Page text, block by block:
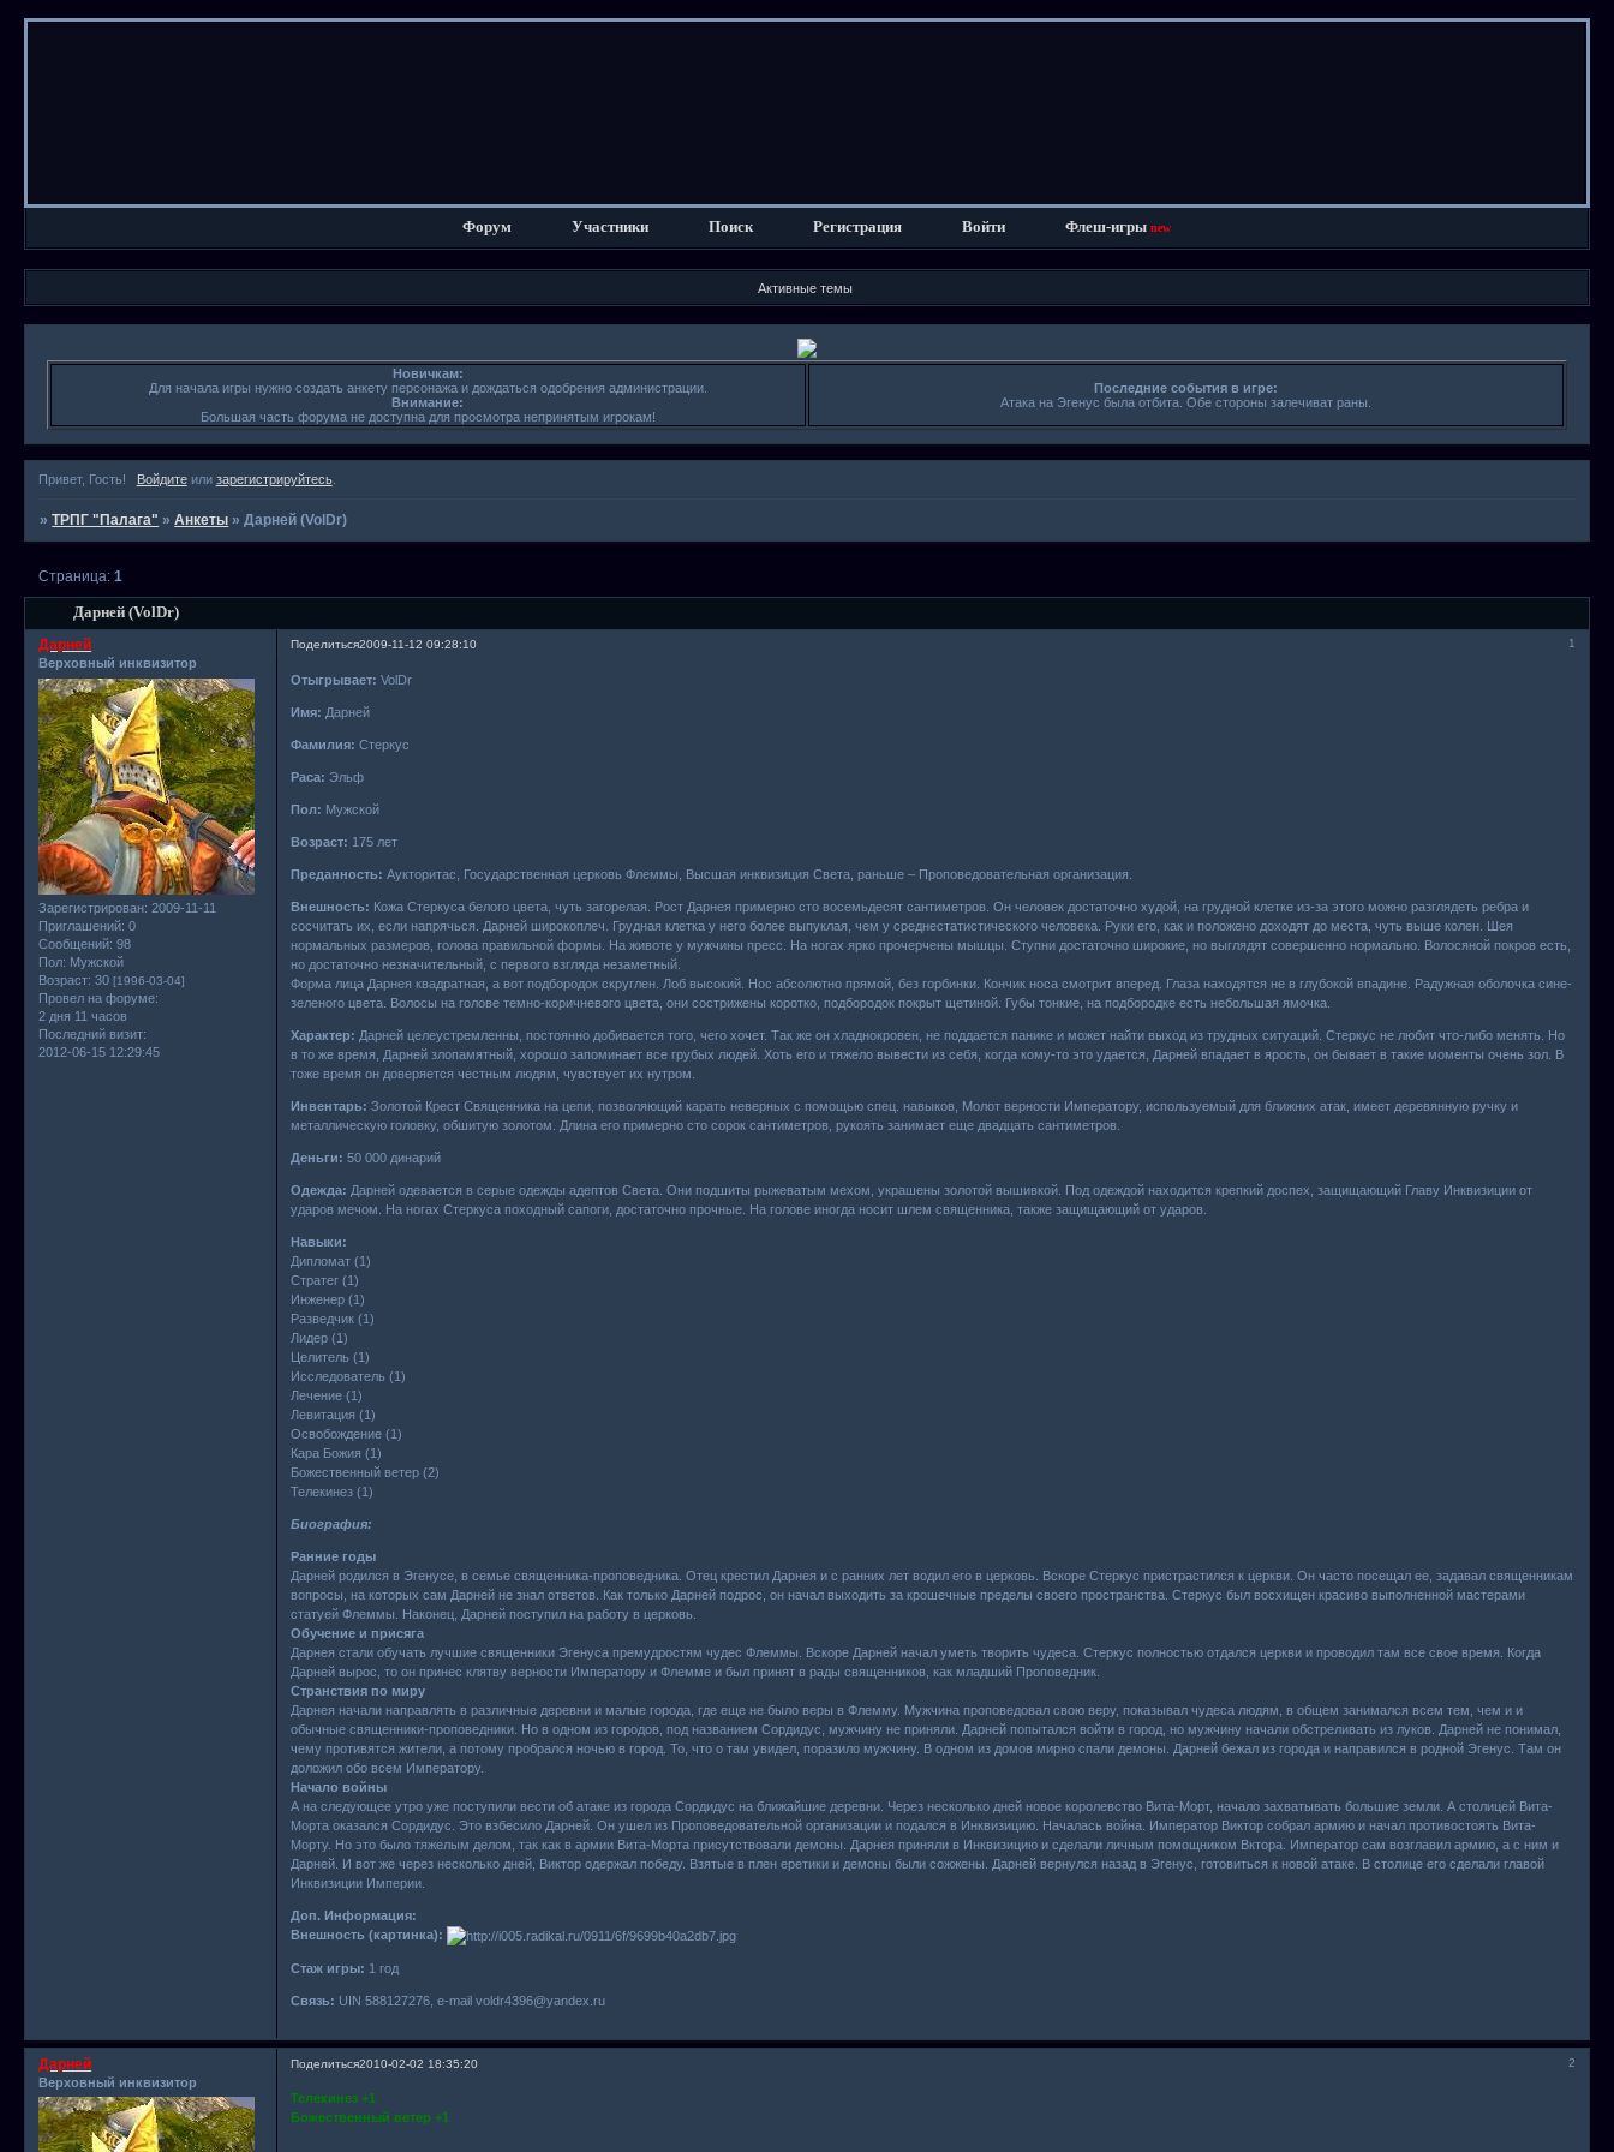
Форум Участники Поиск Регистрация Войти Флеш-игрыnew
Активные темы
Новичкам:
Для начала игры нужно создать анкету персонажа и дождаться одобрения администрации.
Внимание:
Большая часть форума не доступна для просмотра непринятым игрокам!
Последние события в игре:
Атака на Эгенус была отбита. Обе стороны залечиват раны.
Привет, Гость! Войдитеили зарегистрируйтесь.
»ТРПГ "Палага" »Анкеты »Дарней (VolDr)
Дарней (VolDr)
Страница:1
Поделиться 1
2009-11-12 09:28:10
Дарней
Верховный инквизитор
Зарегистрирован: 2009-11-11
Приглашений: 0
Сообщений: 98
Пол: Мужской
Возраст: 30[1996-03-04]
Провел на форуме:
2 дня 11 часов
Последний визит:
2012-06-15 12:29:45
Отыгрывает: VolDr
Имя: Дарней
Фамилия: Стеркус
Раса: Эльф
Пол: Мужской
Возраст: 175 лет
Преданность: Аукторитас, Государственная церковь Флеммы, Высшая инквизиция Света, раньше – Проповедовательная организация.
Внешность: Кожа Стеркуса белого цвета, чуть загорелая. Рост Дарнея примерно сто восемьдесят сантиметров. Он человек достаточно худой, на грудной клетке из-за этого можно разглядеть ребра и
сосчитать их, если напрячься. Дарней широкоплеч. Грудная клетка у него более выпуклая, чем у среднестатистического человека. Руки его, как и положено доходят до места, чуть выше колен. Шея
нормальных размеров, голова правильной формы. На животе у мужчины пресс. На ногах ярко прочерчены мышцы. Ступни достаточно широкие, но выглядят совершенно нормально. Волосяной покров есть,
но достаточно незначительный, с первого взгляда незаметный.
Форма лица Дарнея квадратная, а вот подбородок скруглен. Лоб высокий. Нос абсолютно прямой, без горбинки. Кончик носа смотрит вперед. Глаза находятся не в глубокой впадине. Радужная оболочка сине-
зеленого цвета. Волосы на голове темно-коричневого цвета, они сострижены коротко, подбородок покрыт щетиной. Губы тонкие, на подбородке есть небольшая ямочка.
Характер: Дарней целеустремленны, постоянно добивается того, чего хочет. Так же он хладнокровен, не поддается панике и может найти выход из трудных ситуаций. Стеркус не любит что-либо менять. Но
в то же время, Дарней злопамятный, хорошо запоминает все грубых людей. Хоть его и тяжело вывести из себя, когда кому-то это удается, Дарней впадает в ярость, он бывает в такие моменты очень зол. В
тоже время он доверяется честным людям, чувствует их нутром.
Инвентарь: Золотой Крест Священника на цепи, позволяющий карать неверных с помощью спец. навыков, Молот верности Императору, используемый для ближних атак, имеет деревянную ручку и
металлическую головку, обшитую золотом. Длина его примерно сто сорок сантиметров, рукоять занимает еще двадцать сантиметров.
Деньги: 50 000 динарий
Одежда: Дарней одевается в серые одежды адептов Света. Они подшиты рыжеватым мехом, украшены золотой вышивкой. Под одеждой находится крепкий доспех, защищающий Главу Инквизиции от
ударов мечом. На ногах Стеркуса походный сапоги, достаточно прочные. На голове иногда носит шлем священника, также защищающий от ударов.
Навыки:
Дипломат (1)
Стратег (1)
Инженер (1)
Разведчик (1)
Лидер (1)
Целитель (1)
Исследователь (1)
Лечение (1)
Левитация (1)
Освобождение (1)
Кара Божия (1)
Божественный ветер (2)
Телекинез (1)
Биография:
Ранние годы
Дарней родился в Эгенусе, в семье священника-проповедника. Отец крестил Дарнея и с ранних лет водил его в церковь. Вскоре Стеркус пристрастился к церкви. Он часто посещал ее, задавал священникам
вопросы, на которых сам Дарней не знал ответов. Как только Дарней подрос, он начал выходить за крошечные пределы своего пространства. Стеркус был восхищен красиво выполненной мастерами
статуей Флеммы. Наконец, Дарней поступил на работу в церковь.
Обучение и присяга
Дарнея стали обучать лучшие священники Эгенуса премудростям чудес Флеммы. Вскоре Дарней начал уметь творить чудеса. Стеркус полностью отдался церкви и проводил там все свое время. Когда
Дарней вырос, то он принес клятву верности Императору и Флемме и был принят в рады священников, как младший Проповедник.
Странствия по миру
Дарнея начали направлять в различные деревни и малые города, где еще не было веры в Флемму. Мужчина проповедовал свою веру, показывал чудеса людям, в общем занимался всем тем, чем и и
обычные священники-проповедники. Но в одном из городов, под названием Сордидус, мужчину не приняли. Дарней попытался войти в город, но мужчину начали обстреливать из луков. Дарней не понимал,
чему противятся жители, а потому пробрался ночью в город. То, что о там увидел, поразило мужчину. В одном из домов мирно спали демоны. Дарней бежал из города и направился в родной Эгенус. Там он
доложил обо всем Императору.
Начало войны
А на следующее утро уже поступили вести об атаке из города Сордидус на ближайшие деревни. Через несколько дней новое королевство Вита-Морт, начало захватывать большие земли. А столицей Вита-
Морта оказался Сордидус. Это взбесило Дарней. Он ушел из Проповедовательной организации и подался в Инквизицию. Началась война. Император Виктор собрал армию и начал противостоять Вита-
Морту. Но это было тяжелым делом, так как в армии Вита-Морта присутствовали демоны. Дарнея приняли в Инквизицию и сделали личным помощником Вктора. Император сам возглавил армию, а с ним и
Дарней. И вот же через несколько дней, Виктор одержал победу. Взятые в плен еретики и демоны были сожжены. Дарней вернулся назад в Эгенус, готовиться к новой атаке. В столице его сделали главой
Инквизиции Империи.
Доп. Информация:
Внешность (картинка):
Стаж игры: 1 год
Связь: UIN 588127276, e-mail voldr4396@yandex.ru
Поделиться 2
2010-02-02 18:35:20
Дарней
Верховный инквизитор
Телекинез +1
Божественный ветер +1